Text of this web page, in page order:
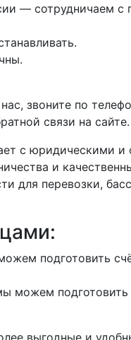
— сотрудничаем с
звоните по
связи на сайте.
с юридическими
и
для перевозки,
подготовить
можем подготовить
выгодные и